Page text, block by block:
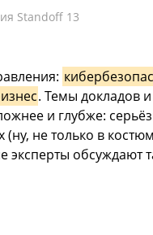
Standoff 13
. Темы докладов
и глубже:
(ну, не только в
эксперты обсуждают